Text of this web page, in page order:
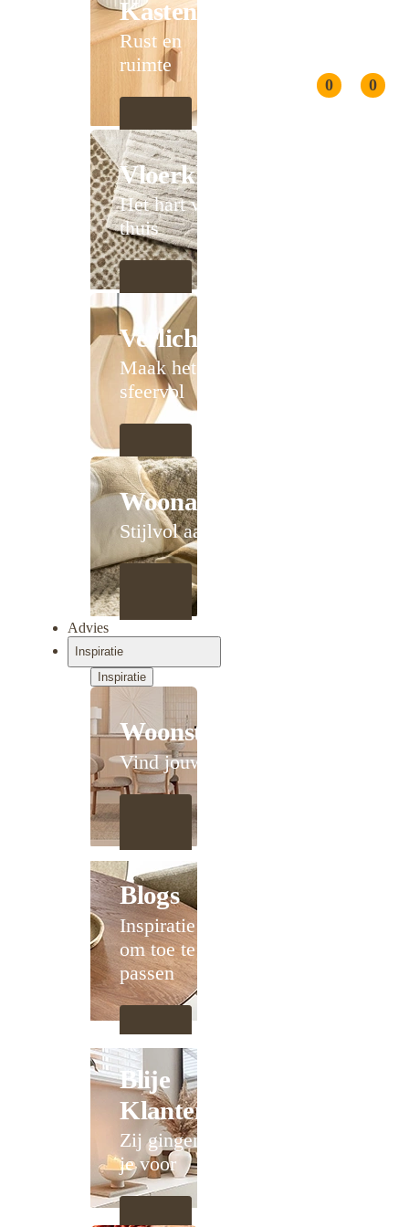
0 0
Kasten
Rust en
ruimte
Vloerkleden
Het hart van
thuis
Verlichting
Maak het
sfeervol
Woonaccessoires
Stijlvol aanschuiven
Advies
Inspiratie
Inspiratie
Woonstijlen
Vind jouw stijl
Blogs
Inspiratie
om toe te
passen
Blije
Klanten
Zij gingen
je voor